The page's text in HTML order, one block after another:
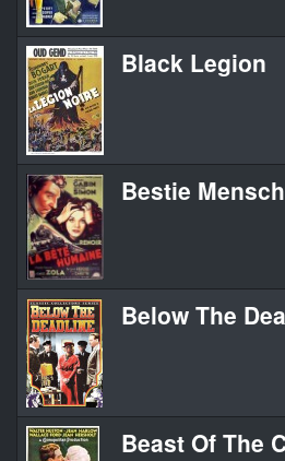
Black Legion
Bestie Mensch
Below The
Beast Of The